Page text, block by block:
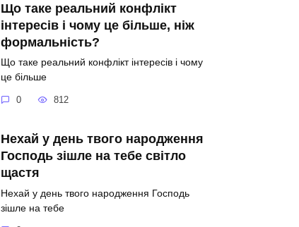
Що таке реальний конфлікт
інтересів і чому це більше, ніж
формальність?
Що таке реальний конфлікт інтересів і чому
це більше
0 812
Нехай у день твого народження
Господь зішле на тебе світло
щастя
Нехай у день твого народження Господь
зішле на тебе